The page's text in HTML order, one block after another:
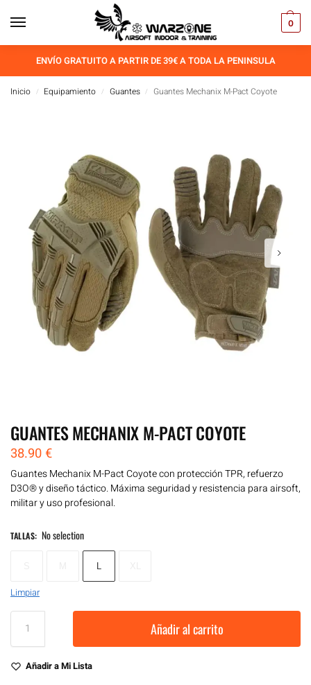
0
ENVÍO GRATUITO A PARTIR DE 39€ A TODA LA PENINSULA
Inicio / Equipamiento / Guantes / Guantes Mechanix M-Pact Coyote
GUANTES MECHANIX M-PACT COYOTE
38.90€
Guantes Mechanix M-Pact Coyote con protección TPR, refuerzo
D3O® y diseño táctico. Máxima seguridad y resistencia para airsoft,
militar y uso profesional.
TALLAS: No selection
L
Limpiar
Añadir al carrito
Añadir a Mi Lista